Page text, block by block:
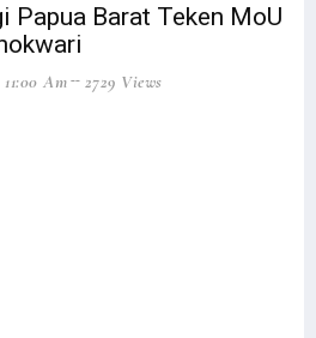
Papua Barat Teken MoU
Am 2729 Views